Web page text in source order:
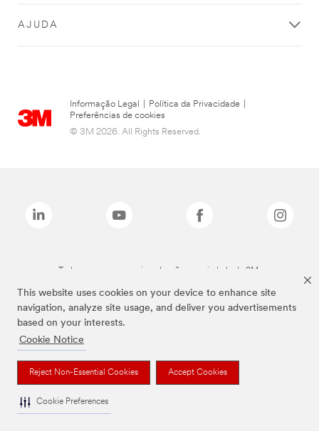
This website uses cookies on your device to enhance site
navigation, analyze site usage, and deliver you advertisements
based on your interests.
Cookie Notice
Reject Non-Essential Cookies Accept Cookies
Cookie Preferences
AJUDA
Informação Legal Política da Privacidade
Preferências de cookies
© 3M 2026. All Rights Reserved.
Todas as marcas mencionadas são propriedade da 3M.